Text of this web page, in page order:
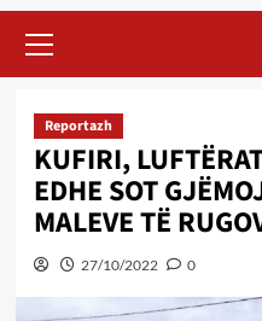
Menu
Reportazh
KUFIRI,
EDHE SOT
MALEVE TË
27/10/2022 0